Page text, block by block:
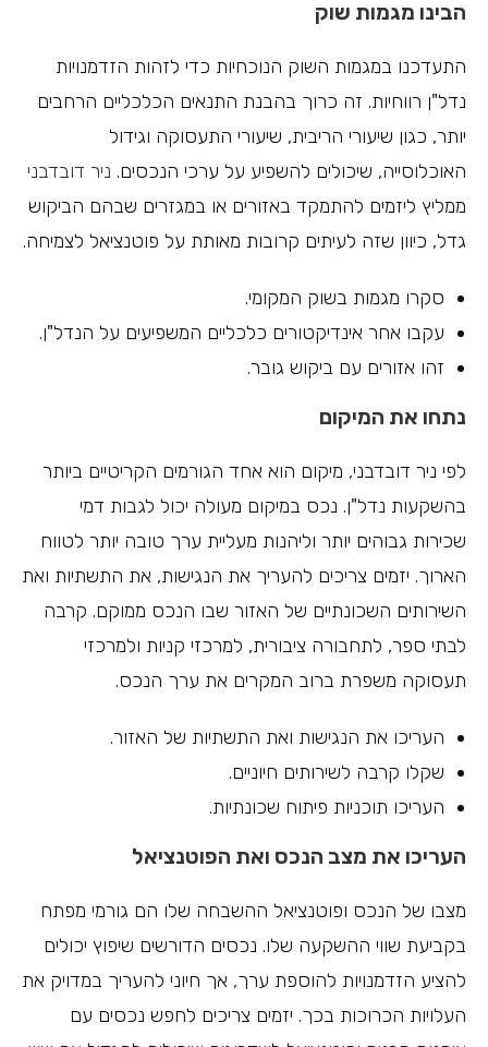
הבינו מגמות שוק
התעדכנו במגמות השוק הנוכחיות כדי לזהות הזדמנויות
נדל"ן רווחיות. זה כרוך בהבנת התנאים הכלכליים הרחבים
יותר, כגון שיעורי הריבית, שיעורי התעסוקה וגידול
האוכלוסייה, שיכולים להשפיע על ערכי הנכסים. ניר דובדבני
ממליץ ליזמים להתמקד באזורים או במגזרים שבהם הביקוש
גדל, כיוון שזה לעיתים קרובות מאותת על פוטנציאל לצמיחה.
סקרו מגמות בשוק המקומי.
עקבו אחר אינדיקטורים כלכליים המשפיעים על הנדל"ן.
זהו אזורים עם ביקוש גובר.
נתחו את המיקום
לפי ניר דובדבני, מיקום הוא אחד הגורמים הקריטיים ביותר
בהשקעות נדל"ן. נכס במיקום מעולה יכול לגבות דמי
שכירות גבוהים יותר וליהנות מעליית ערך טובה יותר לטווח
הארוך. יזמים צריכים להעריך את הנגישות, את התשתיות ואת
השירותים השכונתיים של האזור שבו הנכס ממוקם. קרבה
לבתי ספר, לתחבורה ציבורית, למרכזי קניות ולמרכזי
תעסוקה משפרת ברוב המקרים את ערך הנכס.
העריכו את הנגישות ואת התשתיות של האזור.
שקלו קרבה לשירותים חיוניים.
העריכו תוכניות פיתוח שכונתיות.
העריכו את מצב הנכס ואת הפוטנציאל
מצבו של הנכס ופוטנציאל ההשבחה שלו הם גורמי מפתח
בקביעת שווי ההשקעה שלו. נכסים הדורשים שיפוץ יכולים
להציע הזדמנויות להוספת ערך, אך חיוני להעריך במדויק את
העלויות הכרוכות בכך. יזמים צריכים לחפש נכסים עם